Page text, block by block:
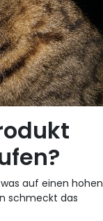
auf einen hohen
schmeckt das